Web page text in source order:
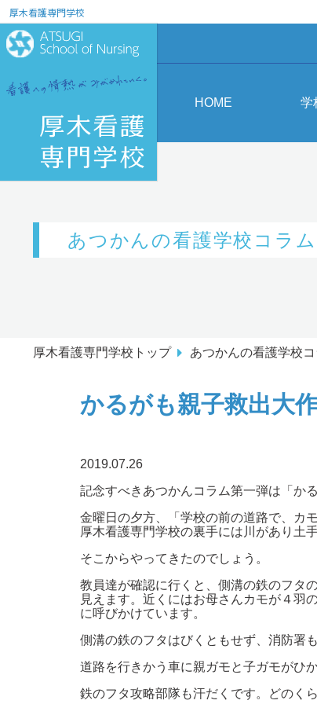
厚木看護専門学校
HOME 学
あつかんの看護学校コラム
厚木看護専門学校トップ あつかんの看護学校コ
かるがも親子救出大作
2019.07.26
記念すべきあつかんコラム第一弾は「か
金曜日の夕方、「学校の前の道路で、カ
厚木看護専門学校の裏手には川があり土
そこからやってきたのでしょう。
教員達が確認に行くと、側溝の鉄のフタ
見えます。近くにはお母さんカモが４羽
に呼びかけています。
側溝の鉄のフタはびくともせず、消防署
道路を行きかう車に親ガモと子ガモがひ
鉄のフタ攻略部隊も汗だくです。どのく